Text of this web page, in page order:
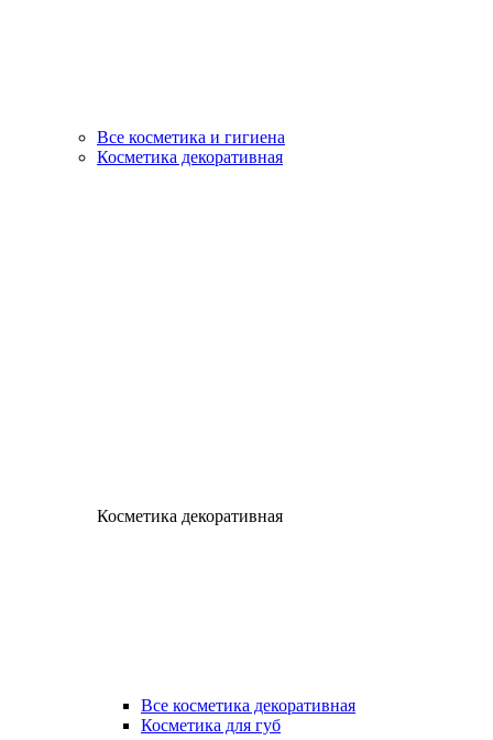
Все косметика и гигиена
Косметика декоративная
Косметика декоративная
Все косметика декоративная
Косметика для губ